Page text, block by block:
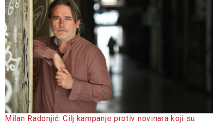
Milan Radonjić: Cilj kampanje protiv novinara koji su